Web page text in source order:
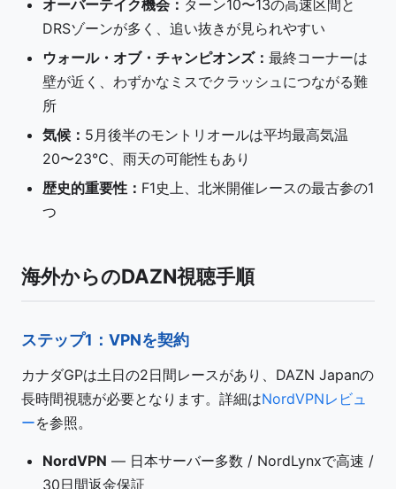
オーバーテイク機会： ターン10〜13の高速区間と
DRSゾーンが多く、追い抜きが見られやすい
ウォール・オブ・チャンピオンズ： 最終コーナーは
壁が近く、わずかなミスでクラッシュにつながる難
所
気候： 5月後半のモントリオールは平均最高気温
20〜23℃、雨天の可能性もあり
歴史的重要性： F1史上、北米開催レースの最古参の1
つ
海外からのDAZN視聴手順
ステップ1：VPNを契約
カナダGPは土日の2日間レースがあり、DAZN Japanの
長時間視聴が必要となります。詳細はNordVPNレビュ
ーを参照。
NordVPN — 日本サーバー多数 / NordLynxで高速 /
30日間返金保証